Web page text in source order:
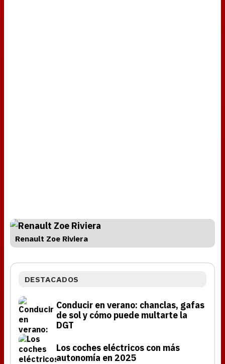
Renault Zoe Riviera
DESTACADOS
Conducir en verano: chanclas, gafas
de sol y cómo puede multarte la
DGT
Los coches eléctricos con más
autonomía en 2025